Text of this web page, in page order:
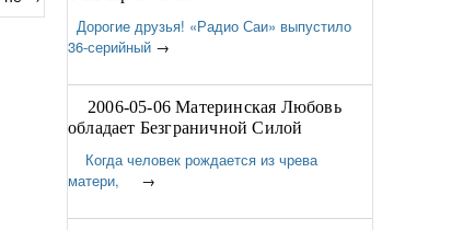
Дорогие друзья! «Радио Саи» выпустило
36-серийный →
2006-05-06 Материнская Любовь
обладает Безграничной Силой
Когда человек рождается из чрева
матери,
→